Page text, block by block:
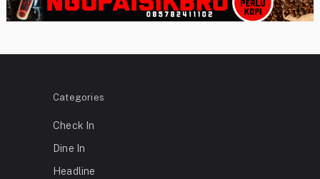
Categories
Check In
Dine In
Headline